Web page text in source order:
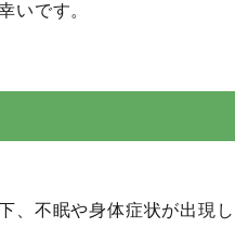
いです。
、不眠や身体症状が出現し